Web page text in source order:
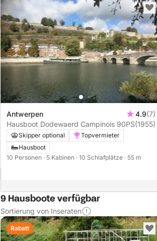
Antwerpen 4.9(7)
Hausboot Dodewaerd Campinois 90PS(1955)
Skipper optional
Topvermieter
Hausboot
10 Personen · 5 Kabinen · 10 Schlafplätze · 55 m
9 Hausboote verfügbar
Sortierung von Inseraten
Rabatt